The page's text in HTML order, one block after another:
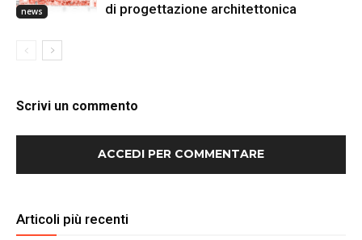
news
di progettazione architettonica
Scrivi un commento
ACCEDI PER COMMENTARE
Articoli più recenti